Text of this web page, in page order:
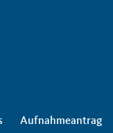
Aufnahmeantrag